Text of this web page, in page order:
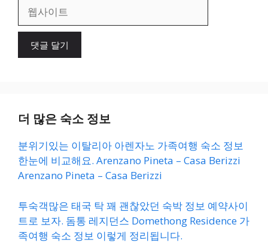
이
더 많은 숙소 정보
분위기있는 이탈리아 아렌자노 가족여행 숙소 정보
한눈에 비교해요. Arenzano Pineta – Casa Berizzi
Arenzano Pineta – Casa Berizzi
투숙객많은 태국 탁 꽤 괜찮았던 숙박 정보 예약사이
트로 보자. 돔통 레지던스 Domethong Residence 가
족여행 숙소 정보 이렇게 정리됩니다.